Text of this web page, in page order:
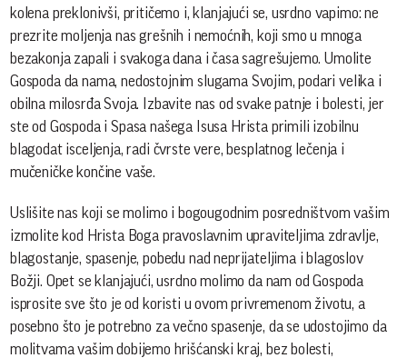
kolena preklonivši, pritičemo i, klanjajući se, usrdno vapimo: ne
prezrite moljenja nas grešnih i nemoćnih, koji smo u mnoga
bezakonja zapali i svakoga dana i časa sagrešujemo. Umolite
Gospoda da nama, nedostojnim slugama Svojim, podari velika i
obilna milosrđa Svoja. Izbavite nas od svake patnje i bolesti, jer
ste od Gospoda i Spasa našega Isusa Hrista primili izobilnu
blagodat isceljenja, radi čvrste vere, besplatnog lečenja i
mučeničke končine vaše.
Uslišite nas koji se molimo i bogougodnim posredništvom vašim
izmolite kod Hrista Boga pravoslavnim upraviteljima zdravlje,
blagostanje, spasenje, pobedu nad neprijateljima i blagoslov
Božji. Opet se klanjajući, usrdno molimo da nam od Gospoda
isprosite sve što je od koristi u ovom privremenom životu, a
posebno što je potrebno za večno spasenje, da se udostojimo da
molitvama vašim dobijemo hrišćanski kraj, bez bolesti,